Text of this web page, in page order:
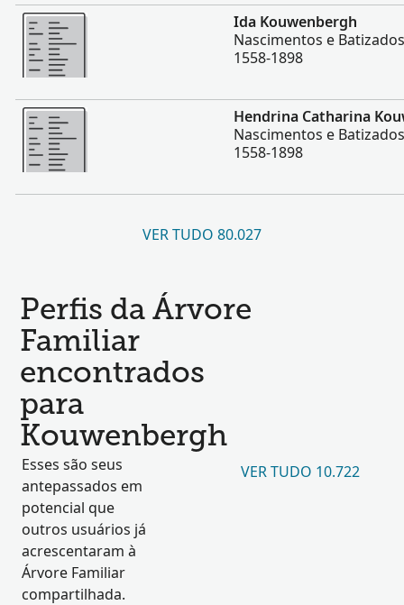
Mais
Ida Kouwenbergh
Nascimentos e
1558-1898
Mais
Hendrina Catharina
Nascimentos e
1558-1898
VER TUDO 80.027
Perfis da Árvore
Familiar
encontrados
para
Kouwenbergh
Esses são seus
antepassados em
potencial que
outros usuários já
acrescentaram à
Árvore Familiar
compartilhada.
VER TUDO 10.722